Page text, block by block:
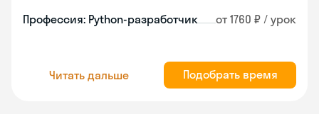
Профессия: Python-разработчик от 1760 ₽ / урок
Читать дальше Подобрать время